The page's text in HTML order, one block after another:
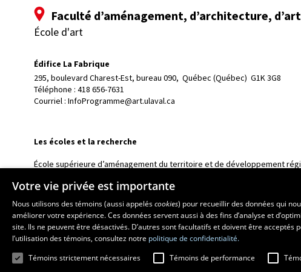
Faculté d’aménagement, d’architecture,
École d'art
Édifice La Fabrique
295, boulevard Charest-Est, bureau 090, Québec (Québec)  G1K 3G8
Téléphone : 418 656-7631
Courriel : InfoProgramme@art.ulaval.ca
Les écoles et la recherche
École supérieure d’aménagement du territoire et de développement
École de design
Centre de recherche en aménagement et développement
Votre vie privée est importante
Nous utilisons des témoins (aussi appeléscookies) pour recueillir des données qui
améliorer votre expérience. Ces données servent aussi à des fins d’analyse et
site. Ils ne peuvent être désactivés. D’autres sont facultatifs et doivent être
l’utilisation des témoins, consultez notre politique de confidentialité.
Témoins strictement nécessaires
Témoins de performance